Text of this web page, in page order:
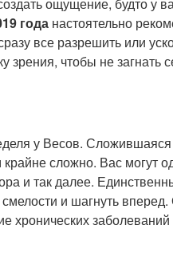
ощущение, будто у
года настоятельно
все разрешить или
зрения, чтобы не загнать
у Весов.
сложно. Вас могут
и так далее.
и шагнуть
хронических